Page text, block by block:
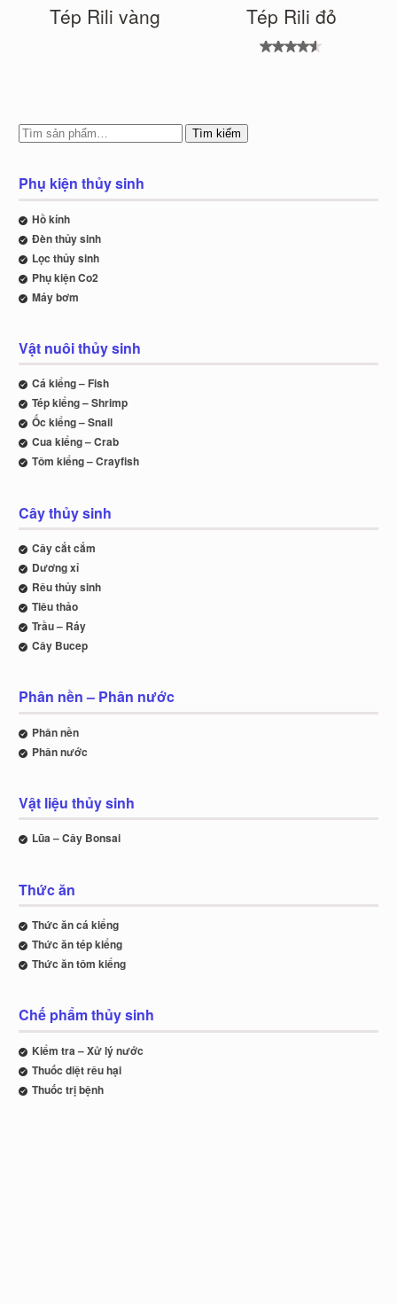
Tép Rili vàng Tép Rili đỏ
Tìm kiếm
Phụ kiện thủy sinh
Hồ kính
Đèn thủy sinh
Lọc thủy sinh
Phụ kiện Co2
Máy bơm
Vật nuôi thủy sinh
Cá kiểng – Fish
Tép kiểng – Shrimp
Ốc kiểng – Snail
Cua kiểng – Crab
Tôm kiểng – Crayfish
Cây thủy sinh
Cây cắt cắm
Dương xỉ
Rêu thủy sinh
Tiêu thảo
Trầu – Ráy
Cây Bucep
Phân nền – Phân nước
Phân nền
Phân nước
Vật liệu thủy sinh
Lũa – Cây Bonsai
Thức ăn
Thức ăn cá kiểng
Thức ăn tép kiểng
Thức ăn tôm kiểng
Chế phẩm thủy sinh
Kiểm tra – Xử lý nước
Thuốc diệt rêu hại
Thuốc trị bệnh